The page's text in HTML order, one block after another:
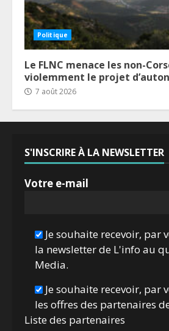
Politique
Le FLNC menace les non-
violemment le projet
7 août 2026
S'INSCRIRE À LA NEWSLETTER
Votre e-mail
Je souhaite recevoir, par
la newsletter de L'info au
Media.
Je souhaite recevoir, par
les offres des partenaires
Liste des partenaires